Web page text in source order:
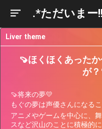
.*ただいまー
Liver theme
🍠ほくほくあった
が
🍠将来の夢💛
もぐの夢は声優さんになる
アニメやゲームを中心に、
スなど沢山のことに積極的